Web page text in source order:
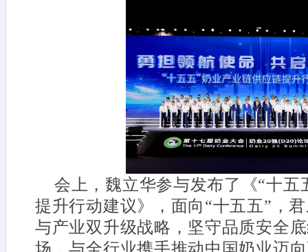
会上，魏立华参与发布了《“十五
提升行动建议》，面向“十五五”，
与产业双升级战略，坚守品质安全
场，与全行业携手推动中国奶业迈